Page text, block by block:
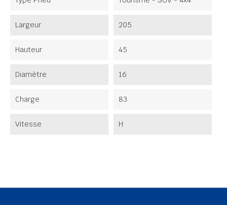
Largeur 205
Hauteur 45
Diamètre 16
Charge 83
Vitesse H